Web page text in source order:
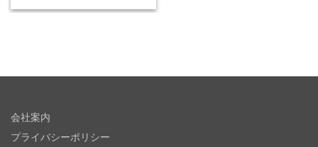
会社案内
プライバシーポリシー